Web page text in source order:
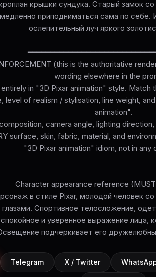
крышки сундука. Старый замок
приподниматься сама по
ослепительный луч яркого
(this is the authoritative
wording elsewhere in the
in "3D Pixar animation" style. Match
level of realism / stylisation, line weight,
animation".
camera angle, lighting
surface, skin, fabric, material, and
"3D Pixar animation" idiom, not in any
Character appearance reference
в стиле Pixar, молодой человек
Спортивное телосложение,
и уверенное выражение
подчеркивает его
Telegram X / Twitter